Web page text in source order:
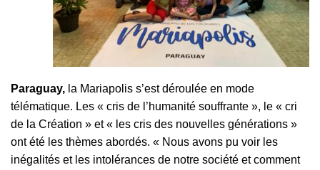
Paraguay, la Mariapolis s’est déroulée en mode
télématique. Les « cris de l’humanité souffrante », le « cri
de la Création » et « les cris des nouvelles générations »
ont été les thèmes abordés. « Nous avons pu voir les
inégalités et les intolérances de notre société et comment